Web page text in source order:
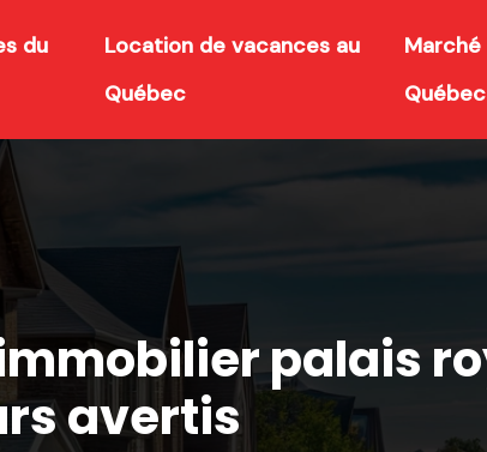
du
Location de vacances au
Québec
Québec
palais
avertis